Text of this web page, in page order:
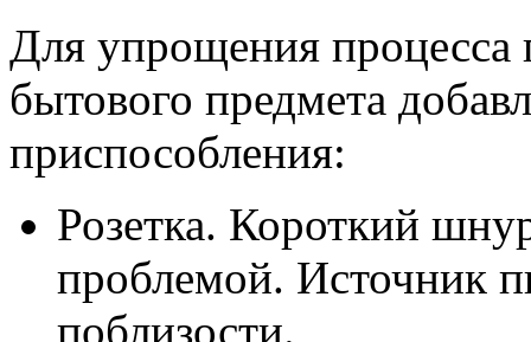
Для упрощения процесса
бытового предмета
приспособления:
Розетка. Короткий
проблемой. Источник
поблизости.